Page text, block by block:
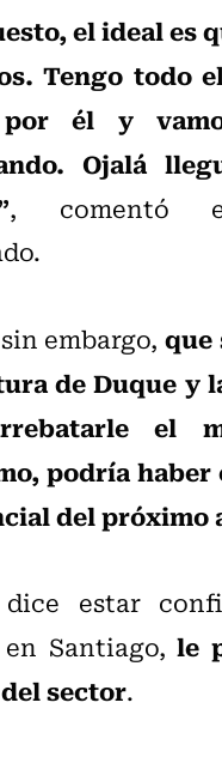
el ideal es
Tengo todo
por él y
Ojalá
, comentó
embargo, que
de Duque y
el
podría haber
del próximo
estar
en Santiago,le
sector.